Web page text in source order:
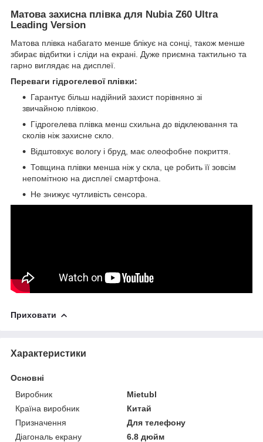
Матова захисна плівка для Nubia Z60 Ultra
Leading Version
Матова плівка набагато менше блікує на сонці, також менше
збирає відбитки і сліди на екрані. Дуже приємна тактильно та
гарно виглядає на дисплеї.
Переваги гідрогелевої плівки:
Гарантує більш надійний захист порівняно зі
звичайною плівкою.
Гідрогелева плівка менш схильна до відклеювання та
сколів ніж захисне скло.
Відштовхує вологу і бруд, має олеофобне покриття.
Товщина плівки менша ніж у скла, це робить її зовсім
непомітною на дисплеї смартфона.
Не знижує чутливість сенсора.
Приховати
Характеристики
Основні
Виробник
Mietubl
Країна виробник
Китай
Призначення
Для телефону
Діагональ екрану
6.8 дюйм